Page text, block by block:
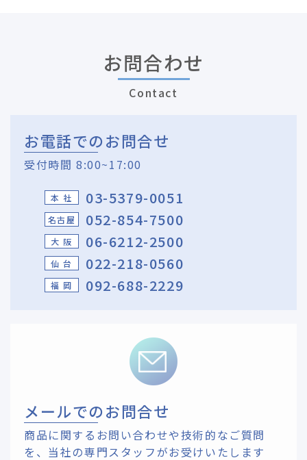
お問合わせ
Contact
お電話でのお問合せ
受付時間 8:00~17:00
本 社 03-5379-0051
名古屋 052-854-7500
大 阪 06-6212-2500
仙 台 022-218-0560
福 岡 092-688-2229
メールでのお問合せ
商品に関するお問い合わせや技術的なご質問
を、 当社の専門スタッフがお受けいたします